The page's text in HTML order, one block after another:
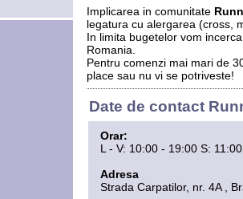
Implicarea in comunitate
legatura cu alergarea (cross,
In limita bugetelor vom
Romania.
Pentru comenzi mai mari de
place sau nu vi se potriveste!
Date de contact
Orar:
L - V: 10:00 - 19:00 S:
Adresa
Strada Carpatilor, nr. 4A ,